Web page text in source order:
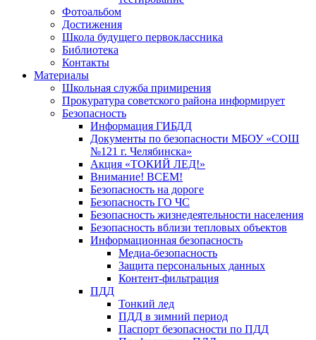
Фотоальбом
Достижения
Школа будущего первоклассника
Библиотека
Контакты
Материалы
Школьная служба примирения
Прокуратура советского района информирует
Безопасность
Информация ГИБДД
Документы по безопасности МБОУ «СОШ
№121 г. Челябинска»
Акция «ТОКИЙ ЛЕД!»
Внимание! ВСЕМ!
Безопасность на дороге
Безопасность ГО ЧС
Безопасность жизнедеятельности населения
Безопасность вблизи тепловых объектов
Информационная безопасность
Медиа-безопасность
Защита персональных данных
Контент-фильтрация
ПДД
Тонкий лед
ПДД в зимний период
Паспорт безопасности по ПДД